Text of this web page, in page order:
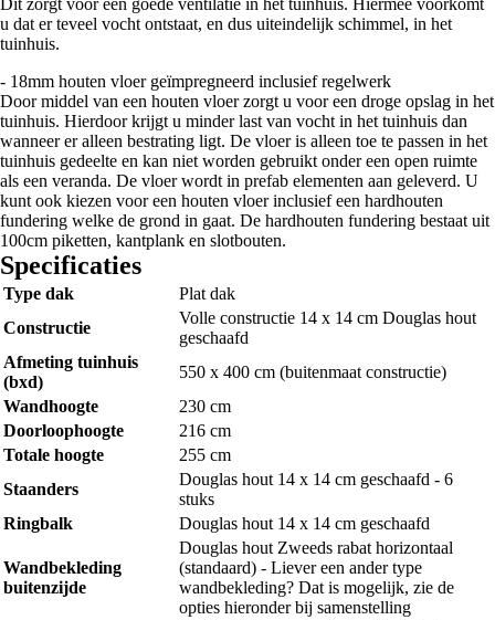
u dat er teveel vocht ontstaat, en dus uiteindelijk schimmel, in het
tuinhuis.
- 18mm houten vloer geïmpregneerd inclusief regelwerk
Door middel van een houten vloer zorgt u voor een droge opslag in het
tuinhuis. Hierdoor krijgt u minder last van vocht in het tuinhuis dan
wanneer er alleen bestrating ligt. De vloer is alleen toe te passen in het
tuinhuis gedeelte en kan niet worden gebruikt onder een open ruimte
als een veranda. De vloer wordt in prefab elementen aan geleverd. U
kunt ook kiezen voor een houten vloer inclusief een hardhouten
fundering welke de grond in gaat. De hardhouten fundering bestaat uit
100cm piketten, kantplank en slotbouten.
Specificaties
Type dak
Plat dak
Constructie
Volle constructie 14 x 14 cm Douglas hout
geschaafd
Afmeting tuinhuis
(bxd)
550 x 400 cm (buitenmaat constructie)
Wandhoogte
230 cm
Doorloophoogte
216 cm
Totale hoogte
255 cm
Staanders
Douglas hout 14 x 14 cm geschaafd - 6
stuks
Ringbalk
Douglas hout 14 x 14 cm geschaafd
Wandbekleding
buitenzijde
Douglas hout Zweeds rabat horizontaal
(standaard) - Liever een ander type
wandbekleding? Dat is mogelijk, zie de
opties hieronder bij samenstelling